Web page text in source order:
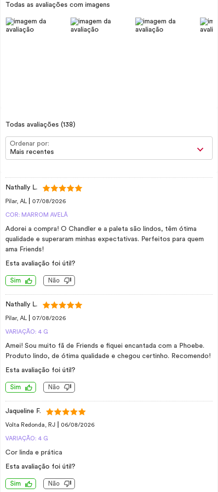
Todas as avaliações com imagens
Todas avaliações (138)
Ordenar por:
Mais recentes
Nathally L.
Pilar, AL 07/08/2026
COR: MARROM AVELÂ
Adorei a compra! O Chandler e a paleta são lindos, têm ótima
qualidade e superaram minhas expectativas. Perfeitos para quem
ama Friends!
Esta avaliação foi útil?
Sim Não
Nathally L.
Pilar, AL 07/08/2026
VARIAÇÃO: 4 G
Amei! Sou muito fã de Friends e fiquei encantada com a Phoebe.
Produto lindo, de ótima qualidade e chegou certinho. Recomendo!
Esta avaliação foi útil?
Sim Não
Jaqueline F.
Volta Redonda, RJ 06/08/2026
VARIAÇÃO: 4 G
Cor linda e prática
Esta avaliação foi útil?
Sim Não